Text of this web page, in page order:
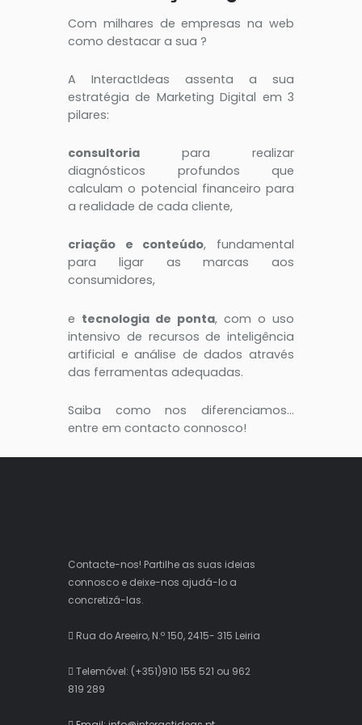
Com milhares de empresas na web
como destacar a sua ?
A InteractIdeas assenta a sua
estratégia de Marketing Digital em 3
pilares:
consultoria para realizar
diagnósticos profundos que
calculam o potencial financeiro para
a realidade de cada cliente,
criação e conteúdo, fundamental
para ligar as marcas aos
consumidores,
e tecnologia de ponta, com o uso
intensivo de recursos de inteligência
artificial e análise de dados através
das ferramentas adequadas.
Saiba como nos diferenciamos…
entre em contacto connosco!
Contacte-nos! Partilhe as suas ideias
connosco e deixe-nos ajudá-lo a
concretizá-las.
Rua do Areeiro, N.º 150, 2415- 315 Leiria
Telemóvel: (+351)910 155 521 ou 962
819 289